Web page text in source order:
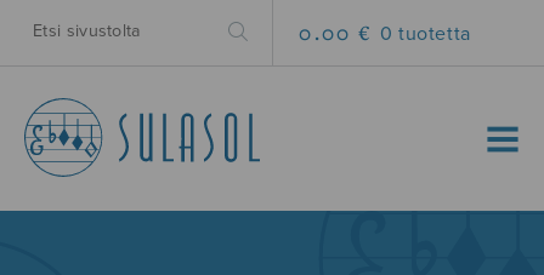
0.00 € 0 tuotetta
MENU